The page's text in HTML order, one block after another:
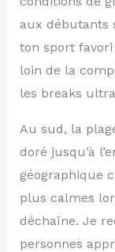
aux débutants
ton sport
loin de la
les breaks
Au sud, la
doré jusqu’à
géographique
plus calmes
déchaîne. Je
personnes